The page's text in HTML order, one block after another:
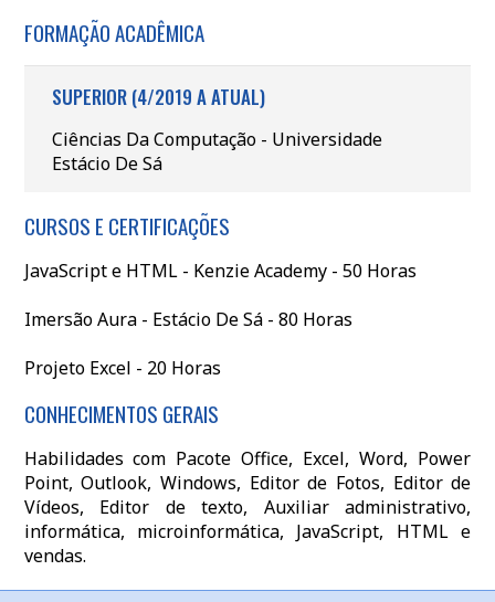
FORMAÇÃO ACADÊMICA
SUPERIOR (4/2019 A ATUAL)
Ciências Da Computação - Universidade
Estácio De Sá
CURSOS E CERTIFICAÇÕES
JavaScript e HTML - Kenzie Academy - 50 Horas
Imersão Aura - Estácio De Sá - 80 Horas
Projeto Excel - 20 Horas
CONHECIMENTOS GERAIS
Habilidades com Pacote Office, Excel, Word, Power
Point, Outlook, Windows, Editor de Fotos, Editor de
Vídeos, Editor de texto, Auxiliar administrativo,
informática, microinformática, JavaScript, HTML e
vendas.